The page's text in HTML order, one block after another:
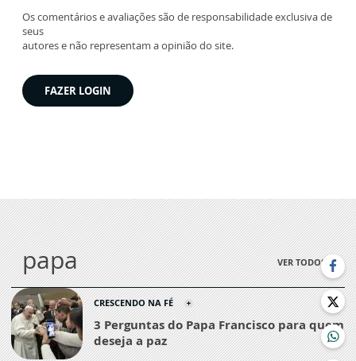
Os comentários e avaliações são de responsabilidade exclusiva de
seus
autores e não representam a opinião do site.
FAZER LOGIN
papa VER TODOS
CRESCENDO NA FÉ
3 Perguntas do Papa Francisco para quem
deseja a paz